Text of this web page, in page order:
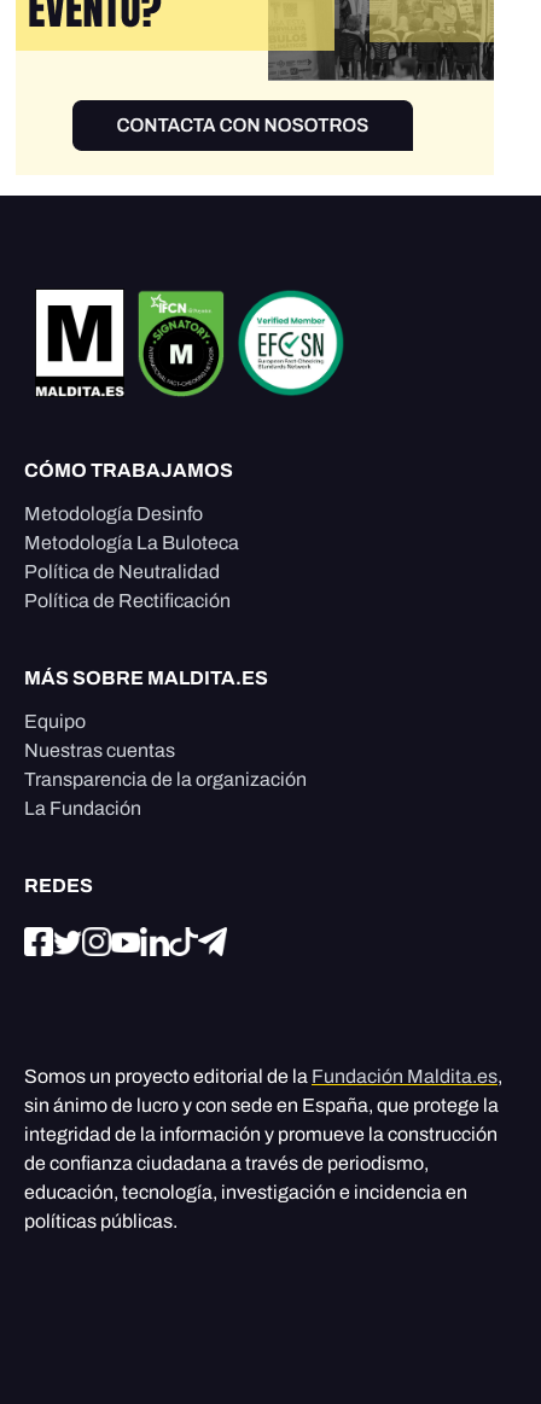
CÓMO TRABAJAMOS
Metodología Desinfo
Metodología La Buloteca
Política de Neutralidad
Política de Rectificación
MÁS SOBRE MALDITA.ES
Equipo
Nuestras cuentas
Transparencia de la organización
La Fundación
REDES
Somos un proyecto editorial de la Fundación Maldita.es,
sin ánimo de lucro y con sede en España, que protege la
integridad de la información y promueve la construcción
de confianza ciudadana a través de periodismo,
educación, tecnología, investigación e incidencia en
políticas públicas.